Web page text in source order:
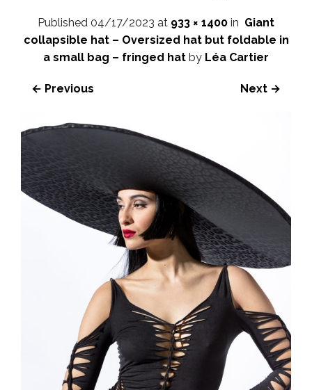
Published 04/17/2023 at 933 × 1400 in Giant
collapsible hat – Oversized hat but foldable in
a small bag – fringed hat by Léa Cartier
← Previous Next →